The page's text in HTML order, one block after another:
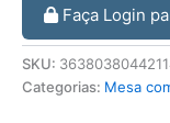
Faça Login
SKU:
Categorias: Mesa